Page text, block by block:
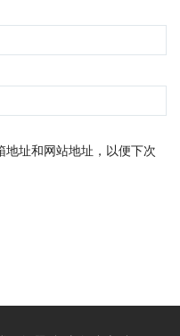
址和网站地址，以便下次